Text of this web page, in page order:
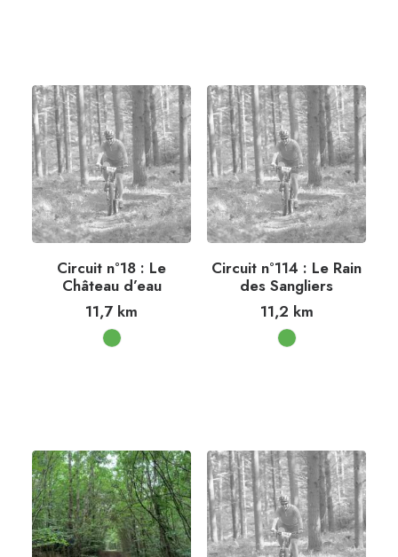
Circuit n°18 : Le
Château d’eau
11,7 km
Circuit n°114 : Le Rain
des Sangliers
11,2 km